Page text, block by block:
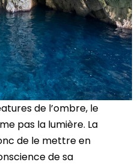
de l’ombre, le
pas la lumière. La
de le mettre en
de sa